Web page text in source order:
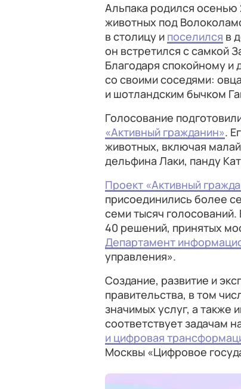
Альпака родился осенью
животных под
в столицу и поселился в
он встретился с самкой
Благодаря спокойному
со своими соседями:
и шотландским бычком
Голосование
«Активный гражданин».
животных, включая
дельфина Лаки, панду
Проект «Активный
присоединились более
семи тысяч
40 решений, принятых
Департамент
управления».
Создание, развитие и
правительства, в том
значимых услуг, а также
соответствует задачам
и цифровая
Москвы «Цифровое